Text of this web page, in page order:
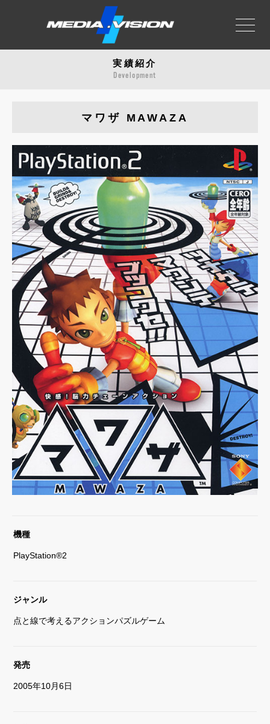
会社概要 About us
事業領域 Business
実績紹介 Development
お知らせ News
採用情報 Recruit
お問い合わせ Contact
実績紹介
Development
マワザ MAWAZA
機種
PlayStation®2
ジャンル
点と線で考えるアクションパズルゲーム
発売
2005年10月6日